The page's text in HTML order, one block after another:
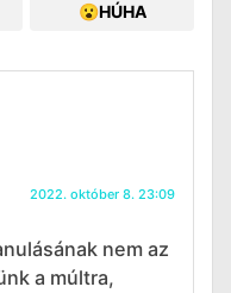
😮HÚHA
2022. október 8. 23:09
nem az
a múltra,